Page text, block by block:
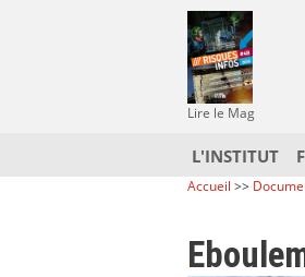
Lire le Mag
L'INSTITUT
Accueil >>